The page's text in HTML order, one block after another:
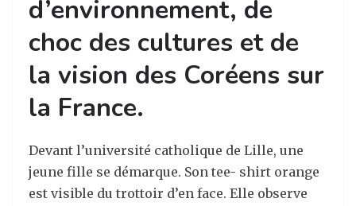
d’environnement, de
choc des cultures et de
la vision des Coréens sur
la France.
Devant l’université catholique de Lille, une
jeune fille se démarque. Son tee- shirt orange
est visible du trottoir d’en face. Elle observe